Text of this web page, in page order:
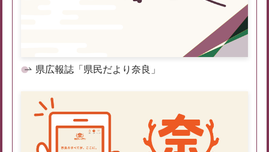
県広報誌「県民だより奈良」